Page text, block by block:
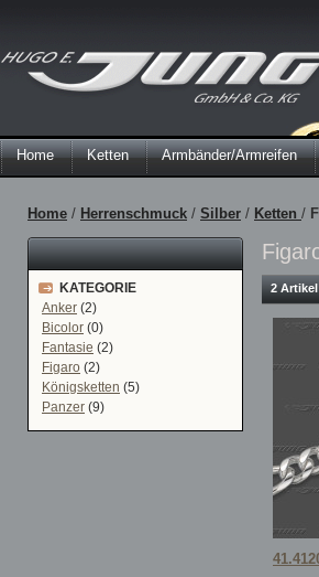
Home Ketten Armbänder/Armreifen
Home / Herrenschmuck / Silber / Ketten /
2 Artikel
KATEGORIE
Anker (2)
Bicolor (0)
Fantasie (2)
Figaro (2)
Königsketten (5)
Panzer (9)